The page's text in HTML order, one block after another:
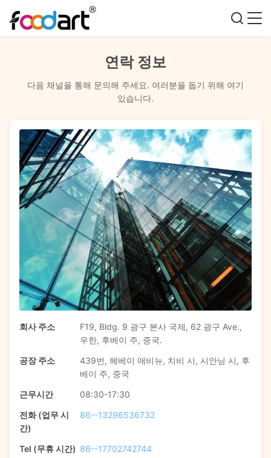
연락 정보
다음 채널을 통해 문의해 주세요. 여러분을 돕기 위해 여기
있습니다.
회사 주소
F19, Bldg. 9 광구 본사 국제, 62 광구 Ave.,
우한, 후베이 주, 중국.
공장 주소
439번, 헤베이 애비뉴, 치비 시, 시안닝 시, 후
베이 주, 중국
근무시간
08:30-17:30
전화 (업무 시
간)
86--13296536732
Tel (무휴 시간) 86--17702742744